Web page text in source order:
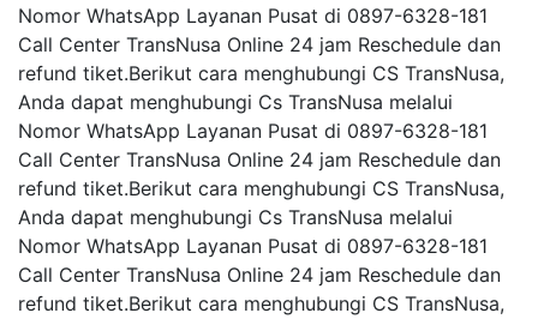
Nomor WhatsApp Layanan Pusat di 0897-6328-181
Call Center TransNusa Online 24 jam Reschedule dan
refund tiket.Berikut cara menghubungi CS TransNusa,
Anda dapat menghubungi Cs TransNusa melalui
Nomor WhatsApp Layanan Pusat di 0897-6328-181
Call Center TransNusa Online 24 jam Reschedule dan
refund tiket.Berikut cara menghubungi CS TransNusa,
Anda dapat menghubungi Cs TransNusa melalui
Nomor WhatsApp Layanan Pusat di 0897-6328-181
Call Center TransNusa Online 24 jam Reschedule dan
refund tiket.Berikut cara menghubungi CS TransNusa,